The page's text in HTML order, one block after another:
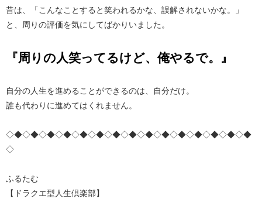
昔は、「こんなことすると笑われるかな、誤解されないかな。」
と、周りの評価を気にしてばかりいました。
『周りの人笑ってるけど、俺やるで。』
自分の人生を進めることができるのは、自分だけ。
誰も代わりに進めてはくれません。
◇◆◇◆◇◆◇◆◇◆◇◆◇◆◇◆◇◆◇◆◇◆◇◆◇◆◇◆◇◆
◇
ふるたむ
【ドラクエ型人生倶楽部】